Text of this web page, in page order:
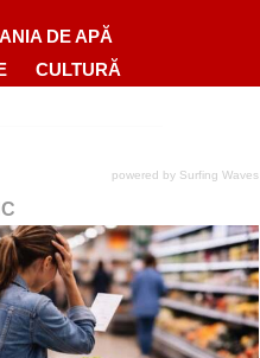
DE APĂ
CULTURĂ
powered by Surfing Waves